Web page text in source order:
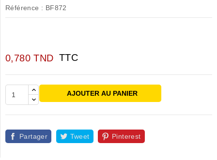
Référence : BF872
0,780 TND TTC
AJOUTER AU PANIER
Partager Tweet Pinterest